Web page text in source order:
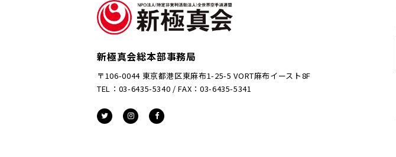
新極真会総本部事務局
〒106-0044 東京都港区東麻布1-25-5 VORT麻布イースト8F
TEL：03-6435-5340 / FAX：03-6435-5341